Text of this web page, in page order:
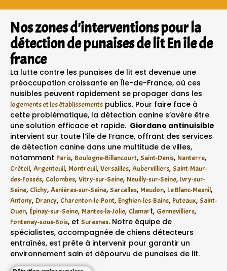
Nos zones d'interventions pour la
détection de punaises de lit En ile de
france
La lutte contre les punaises de lit est devenue une
préoccupation croissante en Île-de-France, où ces
nuisibles peuvent rapidement se propager dans les
logements et les établissements publics. Pour faire face à
cette problématique, la détection canine s’avère être
une solution efficace et rapide. Giordano antinuisible
intervient sur toute l’île de France, offrant des services
de détection canine dans une multitude de villes,
notamment Paris, Boulogne-Billancourt, Saint-Denis, Nanterre,
Créteil, Argenteuil, Montreuil, Versailles, Aubervilliers, Saint-Maur-
des-Fossés, Colombes, Vitry-sur-Seine, Neuilly-sur-Seine, Ivry-sur-
Seine, Clichy, Asnières-sur-Seine, Sarcelles, Meudon, Le Blanc-Mesnil,
Antony, Drancy, Charenton-le-Pont, Enghien-les-Bains, Puteaux, Saint-
Ouen, Épinay-sur-Seine, Mantes-la-Jolie, Clamart, Gennevilliers,
Fontenay-sous-Bois, et Suresnes. Notre équipe de
spécialistes, accompagnée de chiens détecteurs
entraînés, est prête à intervenir pour garantir un
environnement sain et dépourvu de punaises de lit.